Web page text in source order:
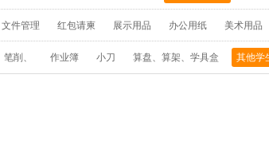
文件管理 红包请柬 展示用品 办公用纸 美术用品
笔削、 作业簿 小刀 算盘、算架、学具盒 其他学